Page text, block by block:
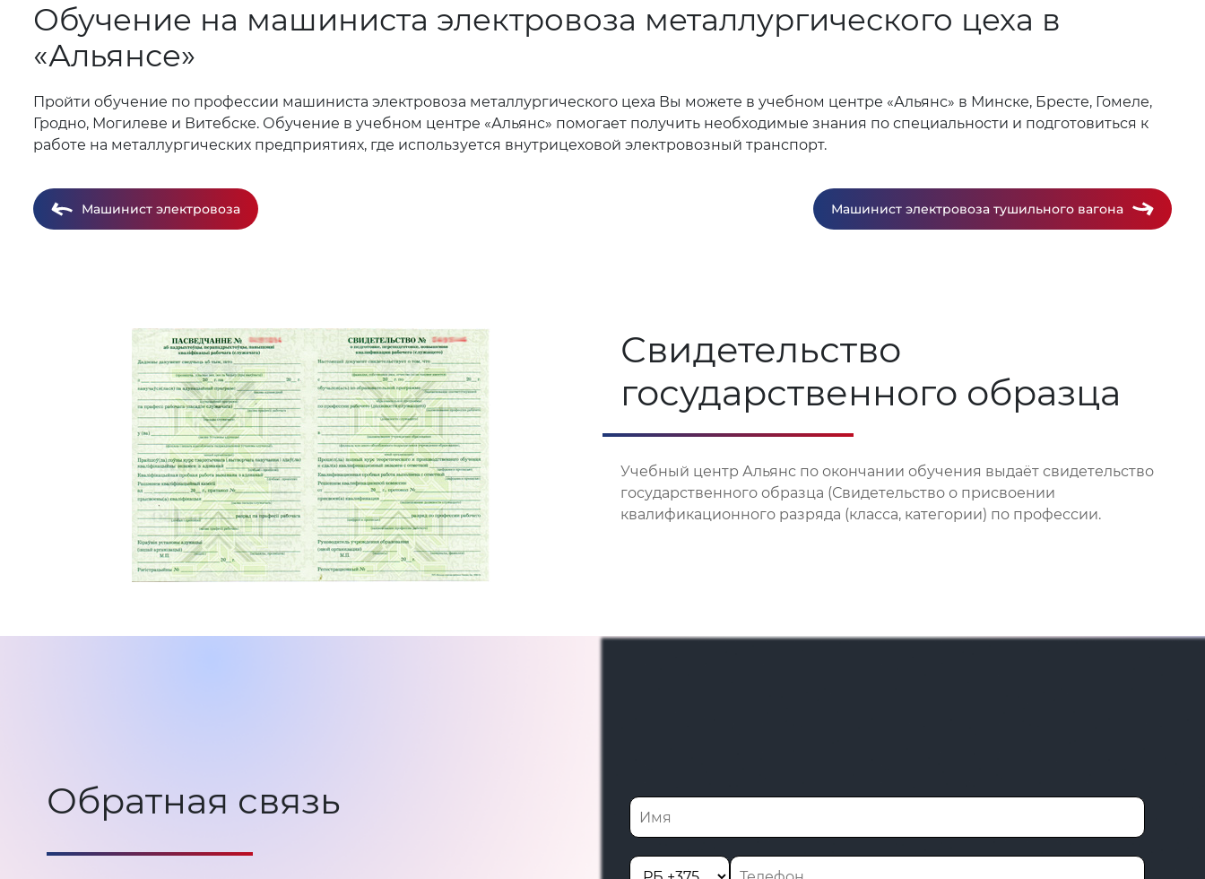
Обучение на машиниста электровоза металлургического цеха в
«Альянсе»
Пройти обучение по профессии машиниста электровоза металлургического цеха Вы можете в учебном центре «Альянс» в Минске, Бресте, Гомеле,
Гродно, Могилеве и Витебске. Обучение в учебном центре «Альянс» помогает получить необходимые знания по специальности и подготовиться к
работе на металлургических предприятиях, где используется внутрицеховой электровозный транспорт.
Машинист электровоза Машинист электровоза тушильного вагона
Свидетельство
государственного образца
Учебный центр Альянс по окончании обучения выдаёт свидетельство
государственного образца (Свидетельство о присвоении
квалификационного разряда (класса, категории) по профессии.
Обратная связь